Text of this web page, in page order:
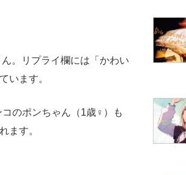
ん。リプライ欄には「かわい
います。
のポンちゃん（1歳♀）も
ます。